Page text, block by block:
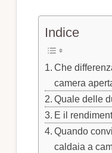
Indice
Che
camera
Quale delle
E il
Quando
caldaia a